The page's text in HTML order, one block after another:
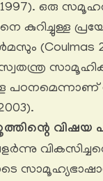
1997). ഒരു
കുറിച്ചുള്ള
(Coulmas
പഠനമെന്നാണ്
വിഷയ